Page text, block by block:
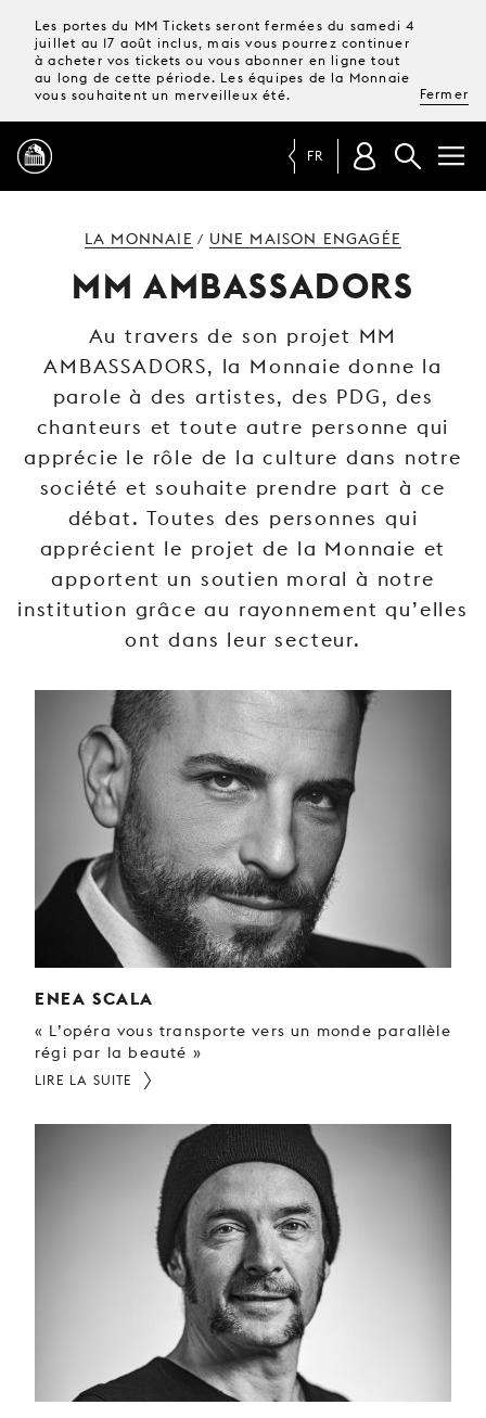
Les portes du MM Tickets seront fermées du samedi 4
juillet au 17 août inclus, mais vous pourrez continuer
à acheter vos tickets ou vous abonner en ligne tout
au long de cette période. Les équipes de la Monnaie
vous souhaitent un merveilleux été.
Fermer
MAGAZINE
TICKETS &
VOTRE
VISITE
JEUNE
PUBLIC
LA
MONNAIE
NOUS
FR
LA MONNAIE / UNE MAISON ENGAGÉE
MM AMBASSADORS
Au travers de son projet MM
AMBASSADORS, la Monnaie donne la
parole à des artistes, des PDG, des
chanteurs et toute autre personne qui
apprécie le rôle de la culture dans notre
société et souhaite prendre part à ce
débat. Toutes des personnes qui
apprécient le projet de la Monnaie et
apportent un soutien moral à notre
institution grâce au rayonnement qu’elles
ont dans leur secteur.
ENEA SCALA
« L’opéra vous transporte vers un monde parallèle
régi par la beauté »
LIRE LA SUITE